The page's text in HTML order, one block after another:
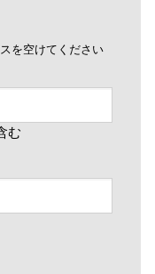
を空けてください
む